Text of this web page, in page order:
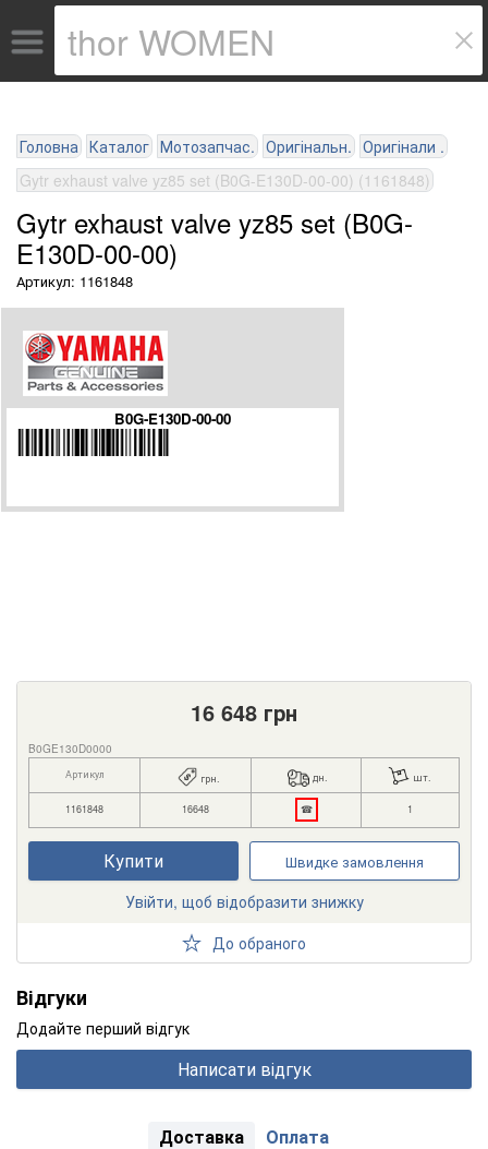
Головна Каталог Мотозапчас. Оригінальн. Оригінали .
Gytr exhaust valve yz85 set (B0G-E130D-00-00) (1161848)
Gytr exhaust valve yz85 set (B0G-
E130D-00-00)
Артикул: 1161848
B0G-E130D-00-00
16 648 грн
B0GE130D0000
Артикул грн. дн. шт.
1161848 16648 ☎ 1
Купити Швидке замовлення
Увійти, щоб відобразити знижку
До обраного
Відгуки
Додайте перший відгук
Написати відгук
Доставка Оплата